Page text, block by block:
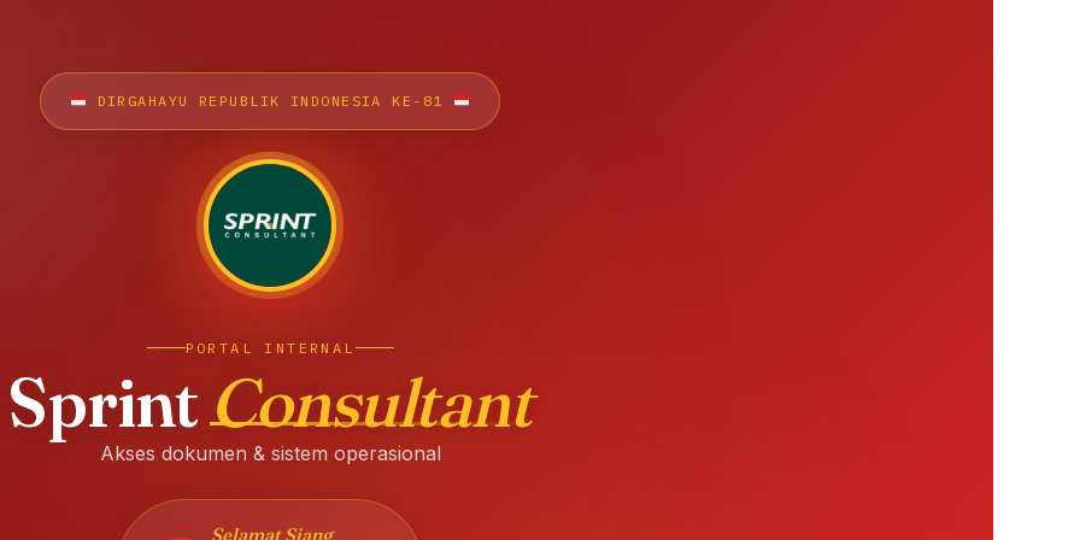
DIRGAHAYU REPUBLIK INDONESIA KE-81
PORTAL INTERNAL
SprintConsultant
Akses dokumen & sistem operasional
Selamat Siang